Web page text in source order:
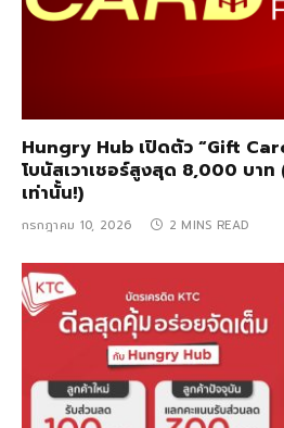
Hungry Hub เปิดตัว “Gift
โบนัสเวาเชอร์สูงสุด 8,000 บาท
เท่านั้น!)
กรกฎาคม 10, 2026 2 MINS READ